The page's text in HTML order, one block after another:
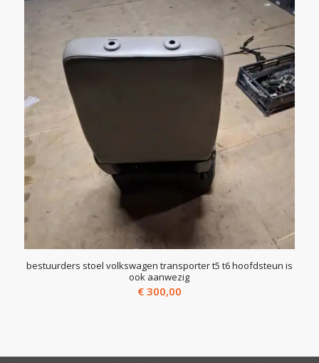
bestuurders stoel volkswagen transporter t5 t6 hoofdsteun is
ook aanwezig
€300,00